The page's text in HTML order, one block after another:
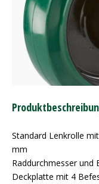
Standard Lenkrolle
mm
Raddurchmesser und
Deckplatte mit 4